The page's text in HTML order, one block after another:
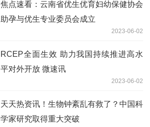
焦点速看：云南省优生优育妇幼保健协会
助孕与优生专业委员会成立
2023-06-02
RCEP全面生效 助力我国持续推进高水
平对外开放 微速讯
2023-06-02
天天热资讯！生物钟紊乱有救了？中国科
学家研究取得重大突破